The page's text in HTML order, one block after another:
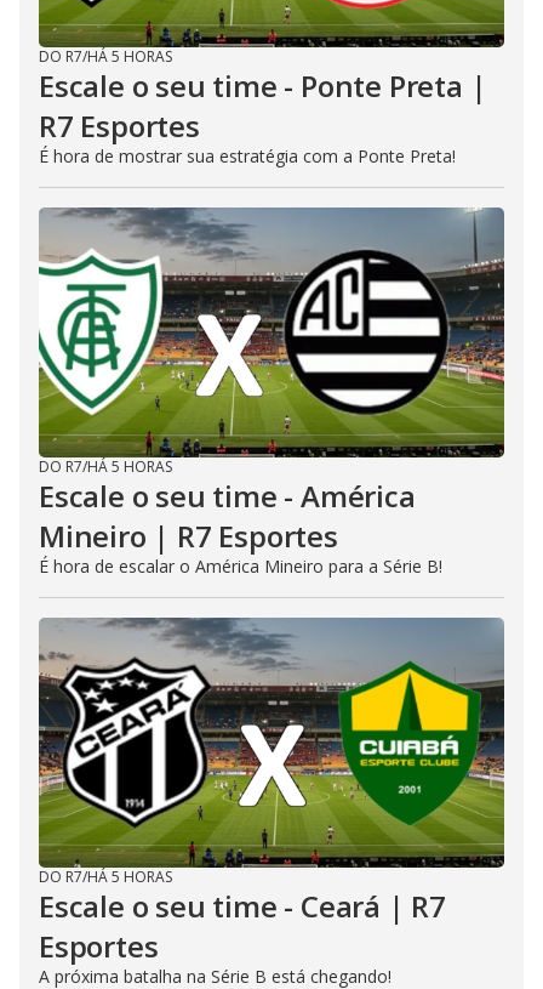
DO R7/HÁ 5 HORAS
Escale o seu time - Ponte Preta |
R7 Esportes
É hora de mostrar sua estratégia com a Ponte Preta!
DO R7/HÁ 5 HORAS
Escale o seu time - América
Mineiro | R7 Esportes
É hora de escalar o América Mineiro para a Série B!
DO R7/HÁ 5 HORAS
Escale o seu time - Ceará | R7
Esportes
A próxima batalha na Série B está chegando!